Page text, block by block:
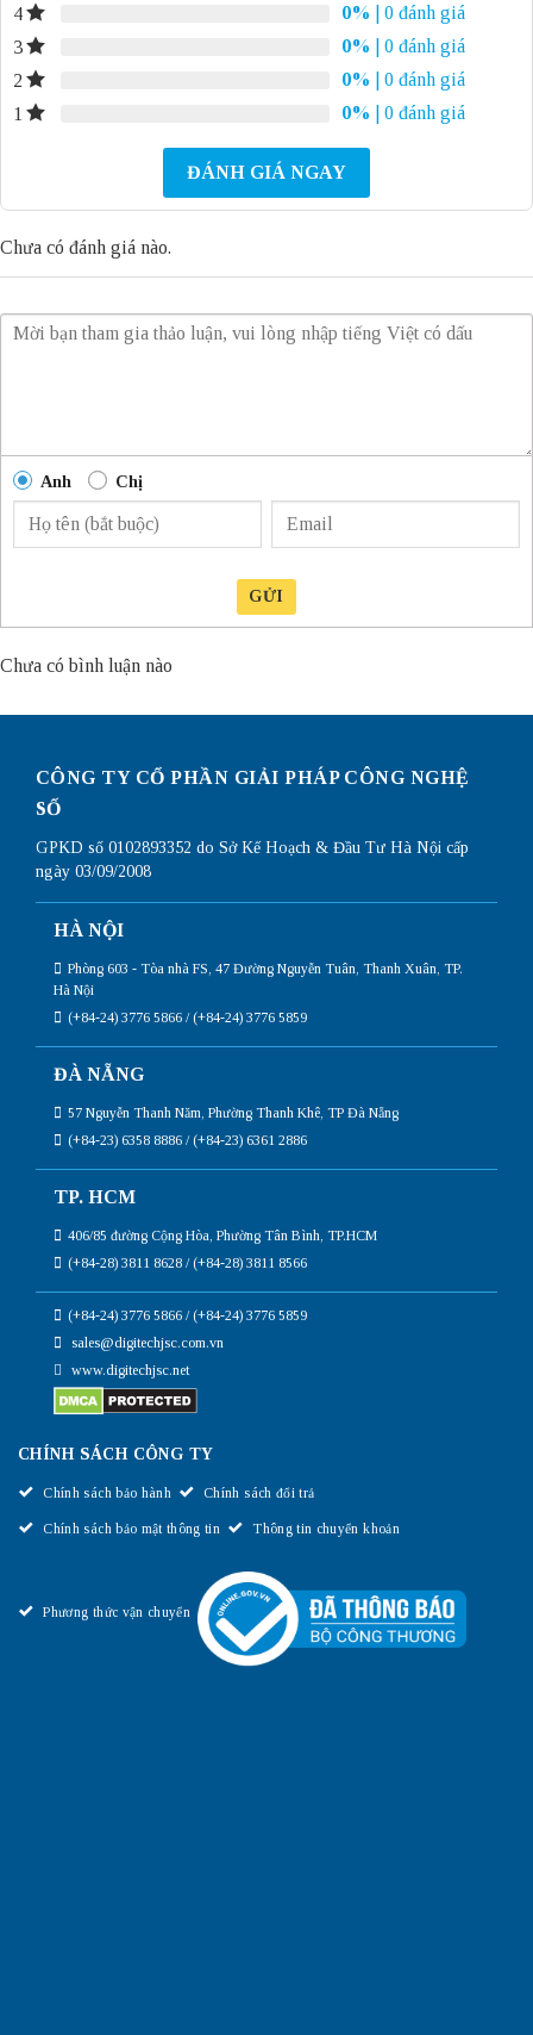
4
0%
| 0 đánh giá
3
0%
| 0 đánh giá
2
0%
| 0 đánh giá
1
0% | 0 đánh giá
ĐÁNH GIÁ NGAY
Chưa có đánh giá nào.
Anh Chị
GỬI
Chưa có bình luận nào
CÔNG TY CỔ PHẦN GIẢI PHÁP CÔNG NGHỆ
SỐ
GPKD số 0102893352 do Sở Kế Hoạch & Đầu Tư Hà Nội cấp
ngày 03/09/2008
HÀ NỘI
Phòng 603 - Tòa nhà FS, 47 Đường Nguyễn Tuân, Thanh Xuân, TP.
Hà Nội
(+84-24) 3776 5866 / (+84-24) 3776 5859
ĐÀ NẴNG
57 Nguyễn Thanh Năm, Phường Thanh Khê, TP Đà Nẵng
(+84-23) 6358 8886 / (+84-23) 6361 2886
TP. HCM
406/85 đường Cộng Hòa, Phường Tân Bình, TP.HCM
(+84-28) 3811 8628 / (+84-28) 3811 8566
(+84-24) 3776 5866 / (+84-24) 3776 5859
sales@digitechjsc.com.vn
www.digitechjsc.net
CHÍNH SÁCH CÔNG TY
Chính sách bảo hành Chính sách đổi trả
Chính sách bảo mật thông tin Thông tin chuyển khoản
Phương thức vận chuyển